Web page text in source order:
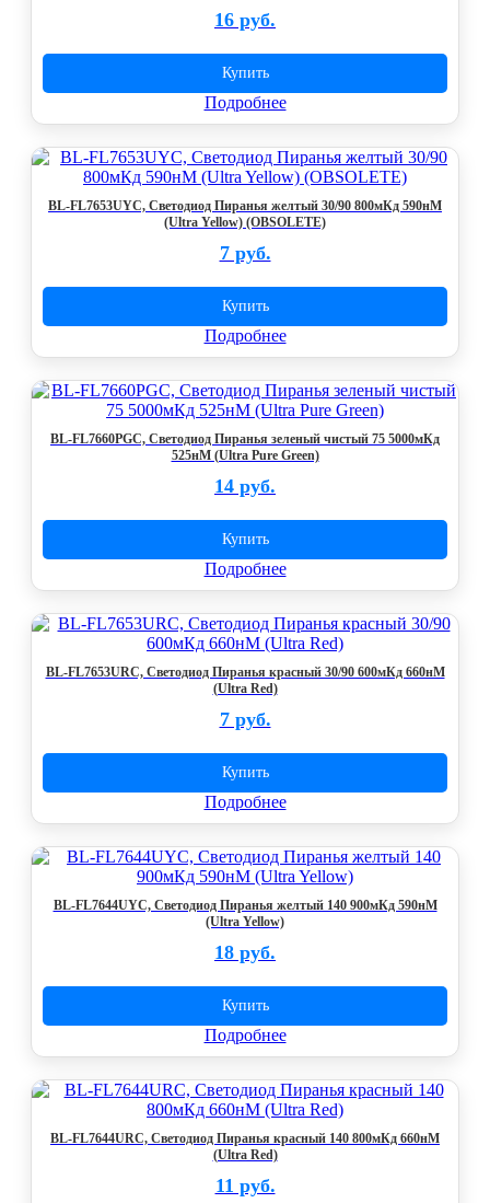
16 руб.
Купить
Подробнее
BL-FL7653UYC, Светодиод Пиранья желтый 30/90 800мКд 590нМ
(Ultra Yellow) (OBSOLETE)
7 руб.
Купить
Подробнее
BL-FL7660PGC, Светодиод Пиранья зеленый чистый 75 5000мКд
525нМ (Ultra Pure Green)
14 руб.
Купить
Подробнее
BL-FL7653URC, Светодиод Пиранья красный 30/90 600мКд 660нМ
(Ultra Red)
7 руб.
Купить
Подробнее
BL-FL7644UYC, Светодиод Пиранья желтый 140 900мКд 590нМ
(Ultra Yellow)
18 руб.
Купить
Подробнее
BL-FL7644URC, Светодиод Пиранья красный 140 800мКд 660нМ
(Ultra Red)
11 руб.